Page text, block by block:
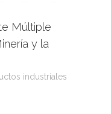
Múltiple
y la
industriales